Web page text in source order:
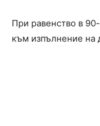
При равенство в
към изпълнение на